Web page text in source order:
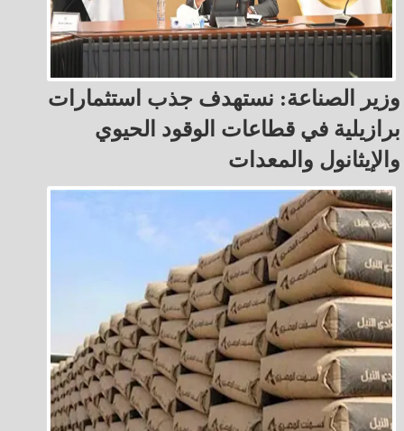
وزير الصناعة: نستهدف جذب استثمارات
برازيلية في قطاعات الوقود الحيوي
والإيثانول والمعدات